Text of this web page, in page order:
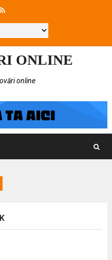
ONLINE
online